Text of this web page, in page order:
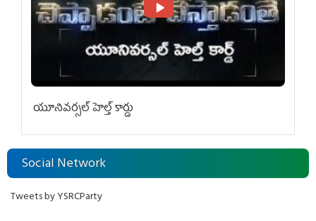
యూనివ‌ర్స‌ల్ హెల్త్ కార్డు
Social Network
Tweets by YSRCParty